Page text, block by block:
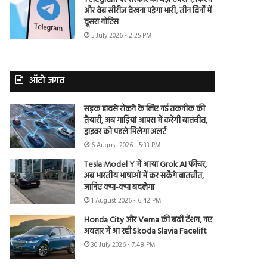
और वेब सीरीज देखना पड़ेगा भारी, तीन दिनों में
दूसरा नोटिस
5 July 2026 - 2:25 PM
ऑटो जगत
सड़क हादसे रोकने के लिए नई तकनीक की
तैयारी, अब गाड़ियां आपस में करेंगी बातचीत,
ड्राइवर को पहले मिलेगा अलर्ट
6 August 2026 - 5:33 PM
Tesla Model Y में आया Grok AI फीचर,
अब भारतीय भाषाओं में कर सकेंगे बातचीत,
जानिए क्या-क्या बदलेगा
1 August 2026 - 6:42 PM
Honda City और Verna की बढ़ी टेंशन, नए
अवतार में आ रही Skoda Slavia Facelift
30 July 2026 - 7:48 PM